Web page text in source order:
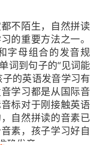
不陌生，自然拼读
的重要方法之一。
字母组合的发音规
词到句子的“见词能
的英语发音学习有
学习都是从国际音
标对于刚接触英语
自然拼读的音素已
素，孩子学习好自